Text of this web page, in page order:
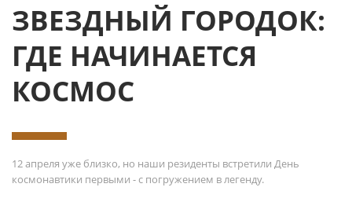
ЗВЕЗДНЫЙ ГОРОДОК:
ГДЕ НАЧИНАЕТСЯ
КОСМОС
12 апреля уже близко, но наши резиденты встретили День
космонавтики первыми - с погружением в легенду.